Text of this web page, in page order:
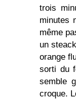
trois
minutes
même
un
orange
sorti du
semble
croque.